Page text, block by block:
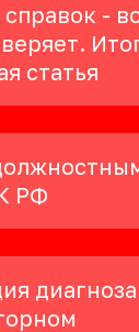
справок -
статья
РФ